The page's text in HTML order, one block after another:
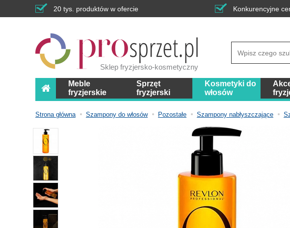
20 tys. produktów w ofercie Konkurencyjne
Sklep fryzjersko-kosmetyczny
Meble
fryzjerskie
Sprzęt
fryzjerski
Kosmetyki do
włosów
Strona główna Szampony do włosów Pozostałe Szampony nabłyszczające